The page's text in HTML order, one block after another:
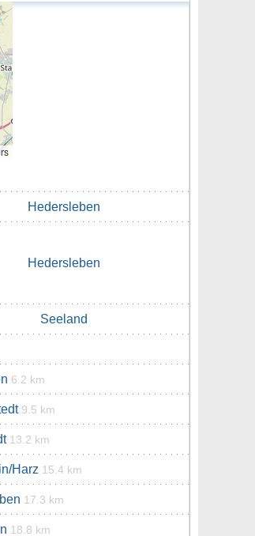
Hedersleben
Hedersleben
Seeland
6.2 km
9.5 km
13.2 km
Harz 15.4 km
17.3 km
18.8 km